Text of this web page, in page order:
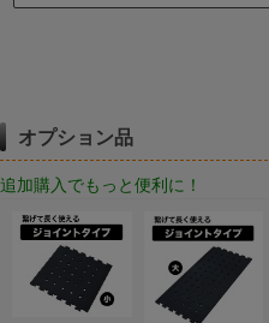
オプション品
追加購入でもっと便利に！